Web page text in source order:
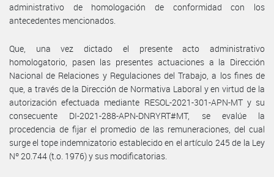
administrativo de homologación de conformidad con los
antecedentes mencionados.
Que, una vez dictado el presente acto administrativo
homologatorio, pasen las presentes actuaciones a la Dirección
Nacional de Relaciones y Regulaciones del Trabajo, a los fines de
que, a través de la Dirección de Normativa Laboral y en virtud de la
autorización efectuada mediante RESOL-2021-301-APN-MT y su
consecuente DI-2021-288-APN-DNRYRT#MT, se evalúe la
procedencia de fijar el promedio de las remuneraciones, del cual
surge el tope indemnizatorio establecido en el artículo 245 de la Ley
Nº 20.744 (t.o. 1976) y sus modificatorias.